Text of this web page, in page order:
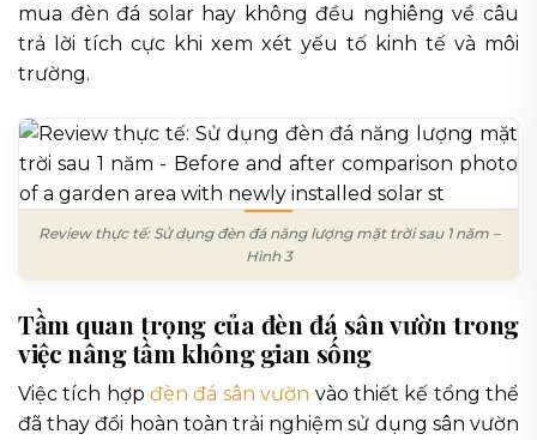
mua đèn đá solar hay không đều nghiêng về câu
trả lời tích cực khi xem xét yếu tố kinh tế và môi
trường.
Review thực tế: Sử dụng đèn đá năng lượng mặt trời sau 1 năm –
Hình 3
Tầm quan trọng của đèn đá sân vườn trong
việc nâng tầm không gian sống
Việc tích hợpđèn đá sân vườn vào thiết kế tổng thể
đã thay đổi hoàn toàn trải nghiệm sử dụng sân vườn